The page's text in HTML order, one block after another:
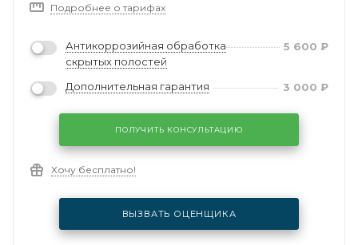
Подробнее о тарифах
Антикоррозийная обработка
скрытых полостей
5 600 ₽
Дополнительная гарантия 3 000 ₽
ПОЛУЧИТЬ КОНСУЛЬТАЦИЮ
Хочу бесплатно!
ВЫЗВАТЬ ОЦЕНЩИКА